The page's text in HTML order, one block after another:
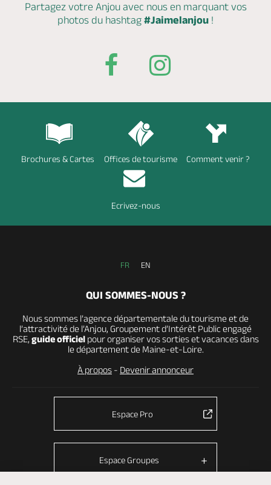
Partagez votre Anjou avec nous en marquantvos
photos du hashtag #Jaimelanjou !
Brochures & Cartes Offices de tourisme Comment venir ?
Ecrivez-nous
FR EN
QUI SOMMES-NOUS ?
Nous sommes l’agence départementale du tourisme et de
l’attractivité de l’Anjou, Groupement d’Intérêt Public engagé
RSE, guide officielpour organiser vos sorties et vacances dans
le département de Maine-et-Loire.
À propos - Devenir annonceur
Espace Pro
Espace Groupes